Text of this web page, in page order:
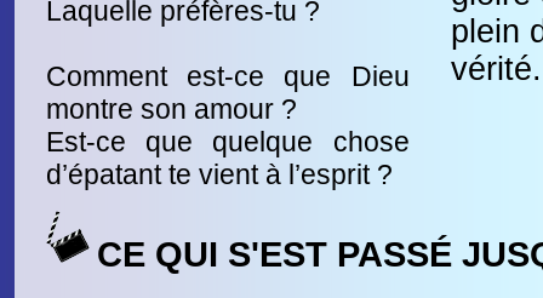
Laquelle préfères-tu ?
Comment est-ce que Dieu
montre son amour ?
Est-ce que quelque chose
d’épatant te vient à l’esprit ?
plein
CE QUI S'EST PASSÉ